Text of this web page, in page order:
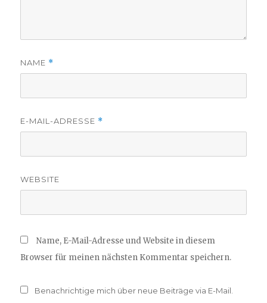
NAME *
E-MAIL-ADRESSE *
WEBSITE
Name, E-Mail-Adresse und Website in diesem
Browser für meinen nächsten Kommentar speichern.
Benachrichtige mich über neue Beiträge via E-Mail.